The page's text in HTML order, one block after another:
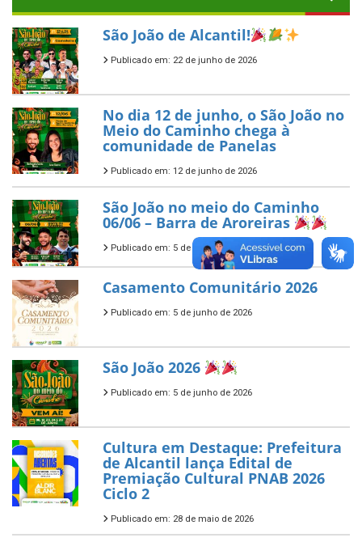
São João de Alcantil!
Publicado em: 22 de junho de 2026
No dia 12 de junho, o São João no
Meio do Caminho chega à
comunidade de Panelas
Publicado em: 12 de junho de 2026
São João no meio do Caminho
06/06 – Barra de Aroreiras
Publicado em: 5 de junho de 2026
Casamento Comunitário 2026
Publicado em: 5 de junho de 2026
São João 2026
Publicado em: 5 de junho de 2026
Cultura em Destaque: Prefeitura
de Alcantil lança Edital de
Premiação Cultural PNAB 2026
Ciclo 2
Publicado em: 28 de maio de 2026